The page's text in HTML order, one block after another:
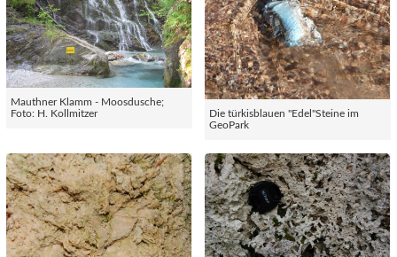
Mauthner Klamm - Moosdusche;
Foto: H. Kollmitzer
Die türkisblauen "Edel"Steine im
GeoPark